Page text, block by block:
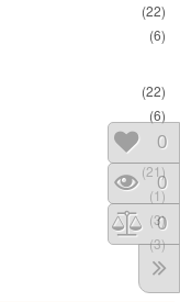
(22)
(6)
(22)
(6)
(21 )
(1)
(3)
(3)
0
0
0